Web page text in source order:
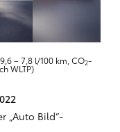
– 7,8 l/100 km, CO2-
WLTP)
„Auto Bild“-